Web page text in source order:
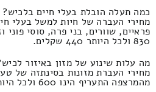
כמה תעלה הובלת בעלי חיים בלכיש?
מחירי העברה של חיות למשל בעלי
פראיים, שוורים, בני פרה, סוסי
830 ולכל היותר 440 שקלים.
מה עלות שינוע של מזון באיזור
מחירי העברת מזונות בסינתזה של
מהמרצפה התעריף הינו 600 ולכל היותר 270 ₪.